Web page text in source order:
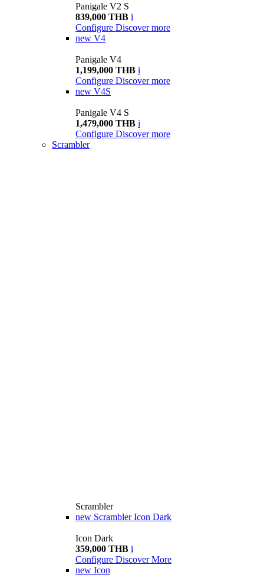
Panigale V2 S
839,000 THB i
Configure Discover more
new V4
Panigale V4
1,199,000 THB i
Configure Discover more
new V4S
Panigale V4 S
1,479,000 THB i
Configure Discover more
Scrambler
Scrambler
new Scrambler Icon Dark
Icon Dark
359,000 THB i
Configure Discover More
new Icon